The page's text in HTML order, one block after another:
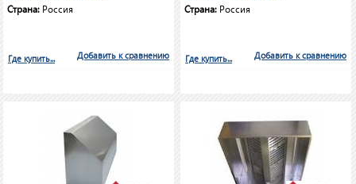
Страна: Россия
Добавить к сравнению
Где купить...
Страна: Россия
Добавить к сравнению
Где купить...